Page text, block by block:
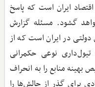
ایران است که پاسخ
گشود. مسئله گزارش
در ایران است که از
نوعی حکمرانی
منابع را به انحراف
برای گذر از چالش‌ها را